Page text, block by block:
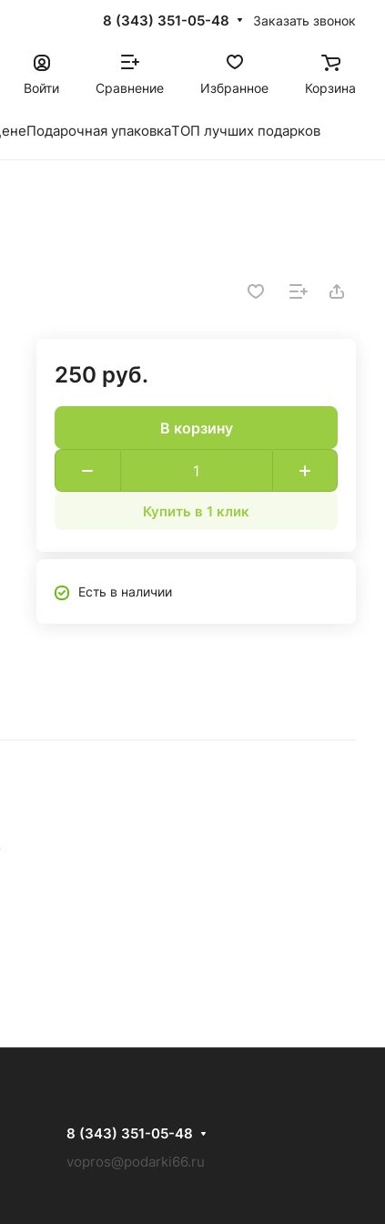
8 (343) 351-05-48 Заказать звонок
Войти Сравнение Избранное Корзина
Подарочная упаковкаТОП лучших подарков
250 руб.
В корзину
Купить в 1 клик
Есть в наличии
8 (343) 351-05-48
vopros@podarki66.ru